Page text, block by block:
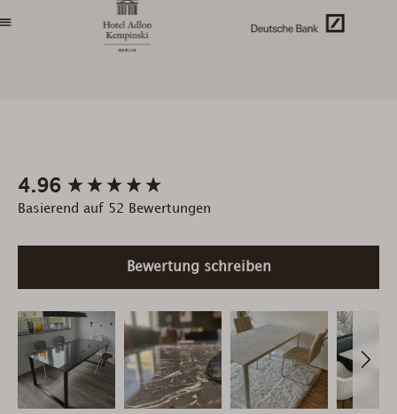
4.96
Basierend auf 52 Bewertungen
Bewertung schreiben
New content loaded